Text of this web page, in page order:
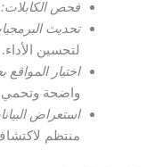
فحص الكابلات:
تحديث
لتحسين الأداء.
اختيار المواقع
واضحة
استعراض
منتظم